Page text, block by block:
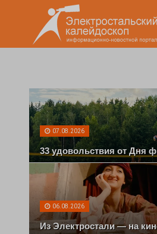
07.08.2026
33 удовольствия от Дня
06.08.2026
Из Электростали — на